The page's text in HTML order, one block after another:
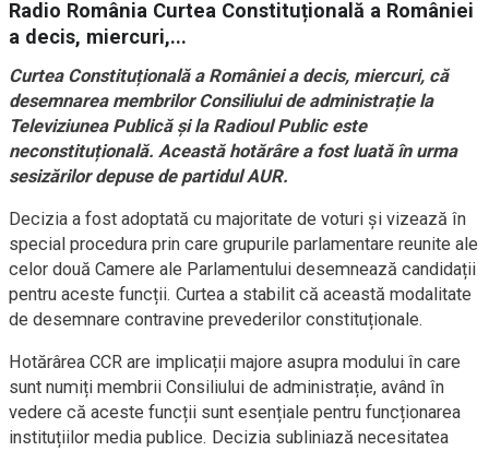
Radio România Curtea Constituțională a României
a decis, miercuri,...
Curtea Constituțională a României a decis, miercuri, că
desemnarea membrilor Consiliului de administrație la
Televiziunea Publică și la Radioul Public este
neconstituțională. Această hotărâre a fost luată în urma
sesizărilor depuse de partidul AUR.
Decizia a fost adoptată cu majoritate de voturi și vizează în
special procedura prin care grupurile parlamentare reunite ale
celor două Camere ale Parlamentului desemnează candidații
pentru aceste funcții. Curtea a stabilit că această modalitate
de desemnare contravine prevederilor constituționale.
Hotărârea CCR are implicații majore asupra modului în care
sunt numiți membrii Consiliului de administrație, având în
vedere că aceste funcții sunt esențiale pentru funcționarea
instituțiilor media publice. Decizia subliniază necesitatea